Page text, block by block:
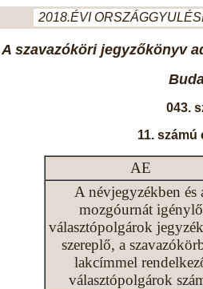
2018.ÉVI
A szavazóköri jegyzőkönyv
043.
11.
AE
A névjegyzékben és
mozgóurnát igénylő
választópolgárok
szereplő, a
lakcímmel
választópolgárok